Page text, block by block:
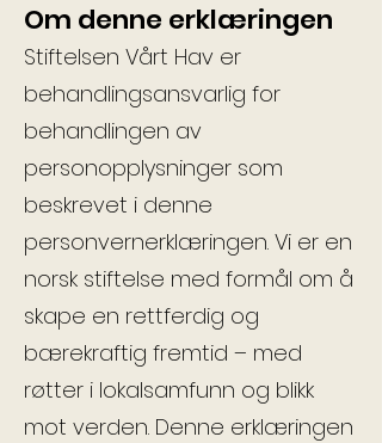
Om denne erklæringen
Stiftelsen Vårt Hav er
behandlingsansvarlig for
behandlingen av
personopplysninger som
beskrevet i denne
personvernerklæringen. Vi er en
norsk stiftelse med formål om å
skape en rettferdig og
bærekraftig fremtid – med
røtter i lokalsamfunn og blikk
mot verden. Denne erklæringen